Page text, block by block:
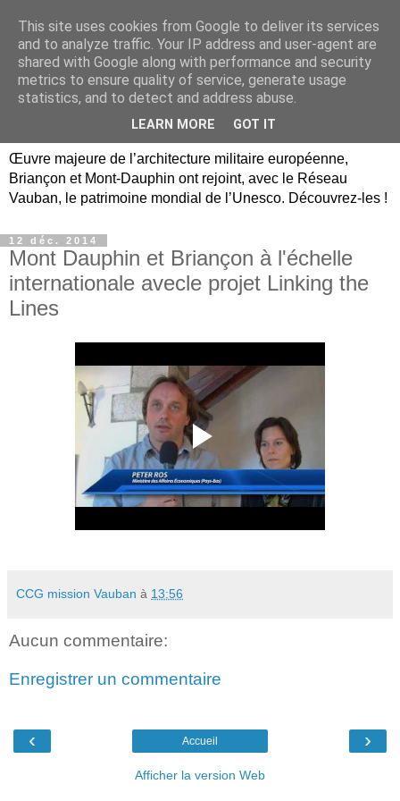
Briançon, Mont-Dauphin,
Vauban Unesco Hautes-
Œuvre majeure de l’architecture militaire européenne,
Briançon et Mont-Dauphin ont rejoint, avec le Réseau
Vauban, le patrimoine mondial de l’Unesco. Découvrez-les !
12 déc. 2014
Mont Dauphin et Briançon à l'échelle
internationale avecle projet Linking the
Lines
CCG mission Vauban à 13:56
Aucun commentaire:
Enregistrer un commentaire
‹ ›
Accueil
Afficher la version Web
This site uses cookies from Google to deliver its services
and to analyze traffic. Your IP address and user-agent are
shared with Google along with performance and security
metrics to ensure quality of service, generate usage
statistics, and to detect and address abuse.
LEARN MORE GOT IT